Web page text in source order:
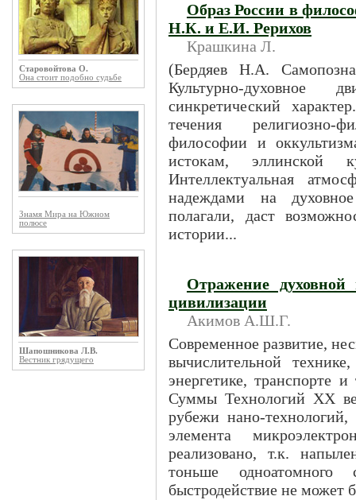
Старовойтова О.
Она стоит подобно судьбе
Знамя Мира на Южном
полюсе
Шапошникова Л.В.
Вестник грядущего
Образ России в
Н.К. и Е.И. Рерихов
Крашкина Л.
(Бердяев Н.А.
Культурно-
синкретический
течения религиозно-
философии и
истокам, эллинской
Интеллектуальная
надеждами на
полагали, даст
истории...
Отражение
цивилизации
Акимов А.Ш.Г.
Современное развитие,
вычислительной
энергетике, транспорте и
Суммы Технологий XX
рубежи нано-
элемента
реализовано, т.к.
тоньше
быстродействие не может